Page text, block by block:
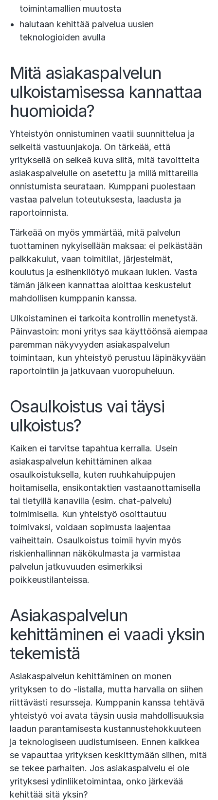
toimintamallien muutosta
halutaan kehittää palvelua uusien
teknologioiden avulla​
Mitä asiakaspalvelun
ulkoistamisessa kannattaa
huomioida?
Yhteistyön onnistuminen vaatii suunnittelua ja
selkeitä vastuunjakoja. On tärkeää, että
yrityksellä on selkeä kuva siitä, mitä tavoitteita
asiakaspalvelulle on asetettu ja millä mittareilla
onnistumista seurataan. Kumppani puolestaan
vastaa palvelun toteutuksesta, laadusta ja
raportoinnista.
Tärkeää on myös ymmärtää, mitä palvelun
tuottaminen nykyisellään maksaa: ei pelkästään
palkkakulut, vaan toimitilat, järjestelmät,
koulutus ja esihenkilötyö mukaan lukien​. Vasta
tämän jälkeen kannattaa aloittaa keskustelut
mahdollisen kumppanin kanssa.
Ulkoistaminen ei tarkoita kontrollin menetystä.
Päinvastoin: moni yritys saa käyttöönsä aiempaa
paremman näkyvyyden asiakaspalvelun
toimintaan, kun yhteistyö perustuu läpinäkyvään
raportointiin ja jatkuvaan vuoropuheluun​.
Osaulkoistus vai täysi
ulkoistus?
Kaiken ei tarvitse tapahtua kerralla. Usein
asiakaspalvelun kehittäminen alkaa
osaulkoistuksella, kuten ruuhkahuippujen
hoitamisella, ensikontaktien vastaanottamisella
tai tietyillä kanavilla (esim. chat-palvelu)
toimimisella. Kun yhteistyö osoittautuu
toimivaksi, voidaan sopimusta laajentaa
vaiheittain. Osaulkoistus toimii hyvin myös
riskienhallinnan näkökulmasta ja varmistaa
palvelun jatkuvuuden esimerkiksi
poikkeustilanteissa​.
Asiakaspalvelun
kehittäminen ei vaadi yksin
tekemistä
Asiakaspalvelun kehittäminen on monen
yrityksen to do -listalla, mutta harvalla on siihen
riittävästi resursseja. Kumppanin kanssa tehtävä
yhteistyö voi avata täysin uusia mahdollisuuksia
laadun parantamisesta kustannustehokkuuteen
ja teknologiseen uudistumiseen. Ennen kaikkea
se vapauttaa yrityksen keskittymään siihen, mitä
se tekee parhaiten. Jos asiakaspalvelu ei ole
yrityksesi ydinliiketoimintaa, onko järkevää
kehittää sitä yksin?